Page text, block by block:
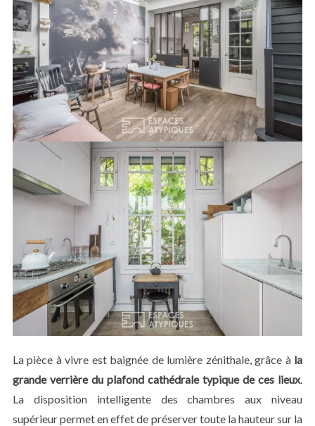
La pièce à vivre est baignée de lumière zénithale, grâce à la
grande verrière du plafond cathédrale typique de ces lieux.
La disposition intelligente des chambres aux niveau
supérieur permet en effet de préserver toute la hauteur sur la